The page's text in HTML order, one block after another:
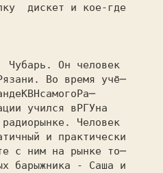
дискет и кое-где
Во время учё─
КВНсамогоРа─
учился вРГУна
Человек
и практически
с ним на рынке то─
барыжника - Саша и